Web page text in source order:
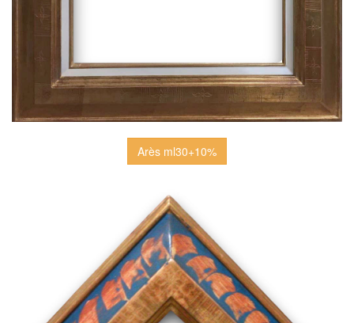
Arès ml30+10%